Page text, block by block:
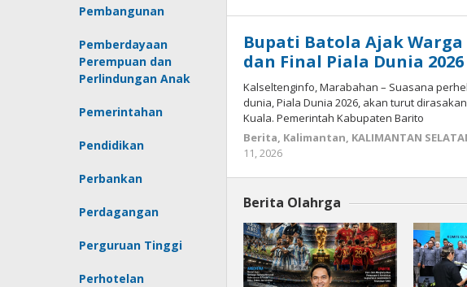
Pembangunan
Pemberdayaan
Perempuan dan
Perlindungan Anak
Pemerintahan
Pendidikan
Perbankan
Perdagangan
Perguruan Tinggi
Perhotelan
Bupati Batola Ajak
dan Final Piala Dunia
Kalseltenginfo, Marabahan – Suasana
dunia, Piala Dunia 2026, akan turut
Kuala. Pemerintah Kabupaten Barito
Berita, Kalimantan, KALIMANTAN
11, 2026
Berita Olahrga